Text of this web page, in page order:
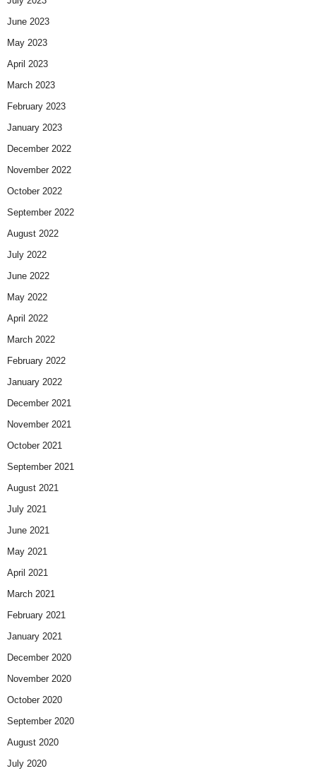
June 2023
May 2023
April 2023
March 2023
February 2023
January 2023
December 2022
November 2022
October 2022
September 2022
August 2022
July 2022
June 2022
May 2022
April 2022
March 2022
February 2022
January 2022
December 2021
November 2021
October 2021
September 2021
August 2021
July 2021
June 2021
May 2021
April 2021
March 2021
February 2021
January 2021
December 2020
November 2020
October 2020
September 2020
August 2020
July 2020